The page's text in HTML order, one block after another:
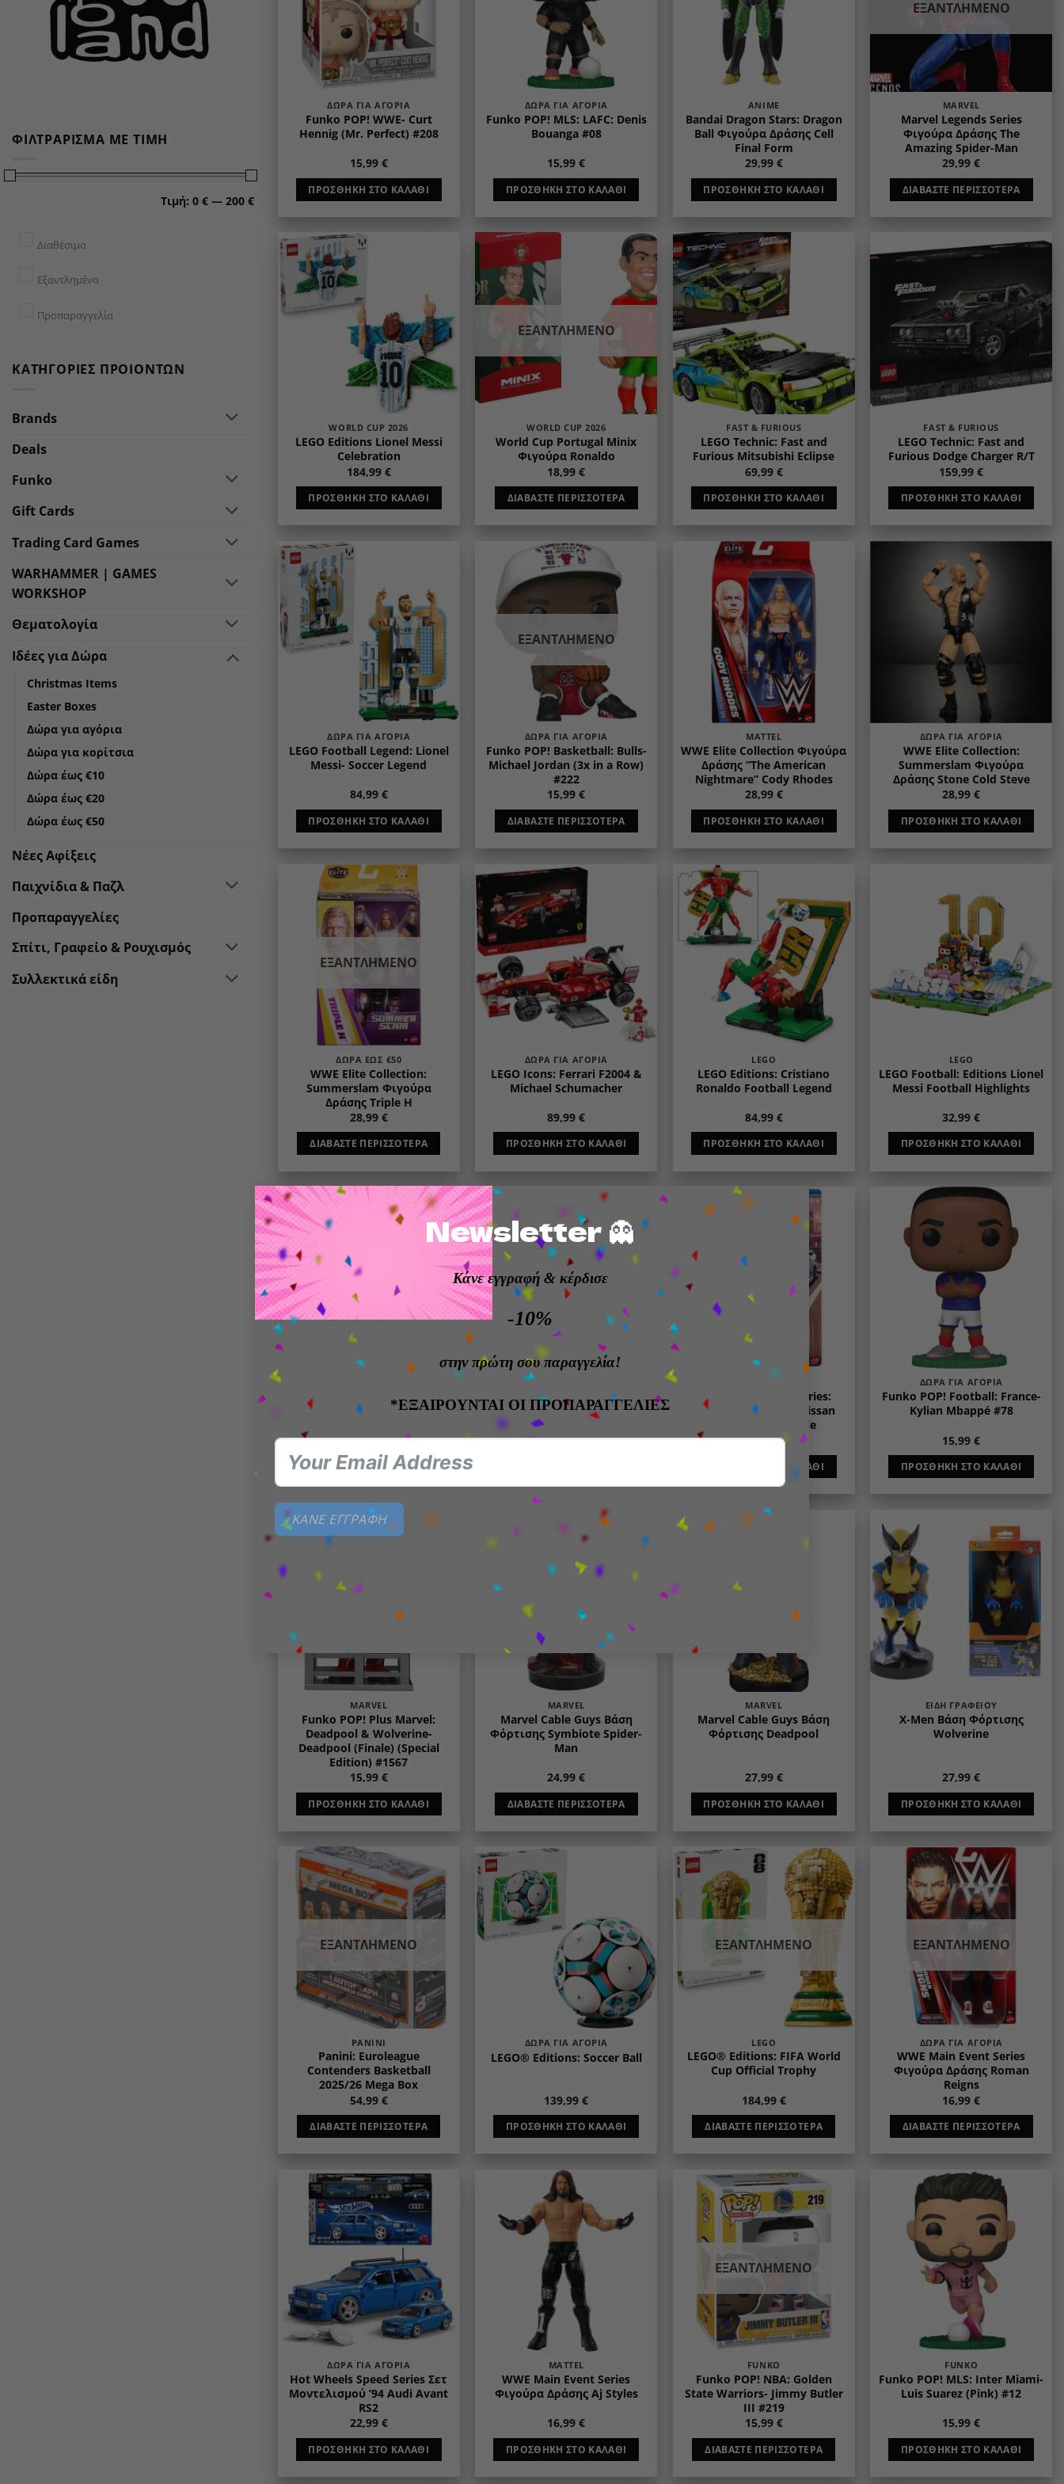
Newsletter 👻
Κάνε εγγραφή & κέρδισε
-10%
στην πρώτη σου παραγγελία!
*ΕΞΑΙΡΟΥΝΤΑΙ ΟΙ ΠΡΟΠΑΡΑΓΓΕΛΙΕΣ
ΚΑΝΕ ΕΓΓΡΑΦΗ
ΦΙΛΤΡΆΡΙΣΜΑ ΜΕ ΤΙΜΉ
Τιμή: 0 € — 200 €
Διαθέσιμο
Εξαντλημένο
Προπαραγγελία
ΚΑΤΗΓΟΡΊΕΣ ΠΡΟΙΌΝΤΩΝ
Brands
Deals
Funko
Gift Cards
Trading Card Games
WARHAMMER | GAMES
WORKSHOP
Θεματολογία
Ιδέες για Δώρα
Christmas Items
Easter Boxes
Δώρα για αγόρια
Δώρα για κορίτσια
Δώρα έως €10
Δώρα έως €20
Δώρα έως €50
Νέες Αφίξεις
Παιχνίδια & Παζλ
Προπαραγγελίες
Σπίτι, Γραφείο & Ρουχισμός
Συλλεκτικά είδη
ΔΏΡΑ ΓΙΑ ΑΓΌΡΙΑ
Funko POP! WWE- Curt
Hennig (Mr. Perfect) #208
15,99 €
ΠΡΟΣΘΉΚΗ ΣΤΟ ΚΑΛΆΘΙ
ΔΏΡΑ ΓΙΑ ΑΓΌΡΙΑ
Funko POP! MLS: LAFC: Denis
Bouanga #08
15,99€
ΠΡΟΣΘΉΚΗ ΣΤΟ ΚΑΛΆΘΙ
ANIME
Bandai Dragon Stars: Dragon
Ball Φιγούρα Δράσης Cell
Final Form
29,99 €
ΠΡΟΣΘΉΚΗ ΣΤΟ ΚΑΛΆΘΙ
ΕΞΑΝΤΛΗΜΈΝΟ
MARVEL
Marvel Legends Series
Φιγούρα Δράσης The
Amazing Spider-Man
29,99€
ΔΙΑΒΆΣΤΕ ΠΕΡΙΣΣΌΤΕΡΑ
WORLD CUP 2026
LEGO Editions Lionel Messi
Celebration
184,99 €
ΠΡΟΣΘΉΚΗ ΣΤΟ ΚΑΛΆΘΙ
Add to
wishlist
ΕΞΑΝΤΛΗΜΈΝΟ
WORLD CUP 2026
World Cup Portugal Minix
Φιγούρα Ronaldo
18,99€
ΔΙΑΒΆΣΤΕ ΠΕΡΙΣΣΌΤΕΡΑ
FAST & FURIOUS
LEGO Technic: Fast and
Furious Mitsubishi Eclipse
69,99 €
ΠΡΟΣΘΉΚΗ ΣΤΟ ΚΑΛΆΘΙ
wishlist
FAST & FURIOUS
LEGO Technic: Fast and
Furious Dodge Charger R/T
159,99€
ΠΡΟΣΘΉΚΗ ΣΤΟ ΚΑΛΆΘΙ
wishlist
ΔΏΡΑ ΓΙΑ ΑΓΌΡΙΑ
LEGO Football Legend: Lionel
Messi- Soccer Legend
84,99 €
ΠΡΟΣΘΉΚΗ ΣΤΟ ΚΑΛΆΘΙ
Add to
wishlist
ΕΞΑΝΤΛΗΜΈΝΟ
ΔΏΡΑ ΓΙΑ ΑΓΌΡΙΑ
Funko POP! Basketball: Bulls-
Michael Jordan (3x in a Row)
#222
15,99€
ΔΙΑΒΆΣΤΕ ΠΕΡΙΣΣΌΤΕΡΑ
Add to
wishlist
MATTEL
WWE Elite Collection Φιγούρα
Δράσης “The American
Nightmare” Cody Rhodes
28,99 €
ΠΡΟΣΘΉΚΗ ΣΤΟ ΚΑΛΆΘΙ
ΔΏΡΑ ΓΙΑ ΑΓΌΡΙΑ
WWE Elite Collection:
Summerslam Φιγούρα
Δράσης Stone Cold Steve
28,99€
ΠΡΟΣΘΉΚΗ ΣΤΟ ΚΑΛΆΘΙ
Add to
wishlist
ΕΞΑΝΤΛΗΜΈΝΟ
ΔΏΡΑ ΈΩΣ €50
WWE Elite Collection:
Summerslam Φιγούρα
Δράσης Triple H
28,99 €
ΔΙΑΒΆΣΤΕ ΠΕΡΙΣΣΌΤΕΡΑ
ΔΏΡΑ ΓΙΑ ΑΓΌΡΙΑ
LEGO Icons: Ferrari F2004 &
Michael Schumacher
89,99€
ΠΡΟΣΘΉΚΗ ΣΤΟ ΚΑΛΆΘΙ
Add to
wishlist
LEGO
LEGO Editions: Cristiano
Ronaldo Football Legend
84,99 €
ΠΡΟΣΘΉΚΗ ΣΤΟ ΚΑΛΆΘΙ
LEGO
LEGO Football: Editions Lionel
Messi Football Highlights
32,99€
ΠΡΟΣΘΉΚΗ ΣΤΟ ΚΑΛΆΘΙ
Add to
wishlist
ΕΞΑΝΤΛΗΜΈΝΟ
LEGO Editions: Cristiano
Ronaldo- CR7 Football
32,99€
ΔΙΑΒΆΣΤΕ ΠΕΡΙΣΣΌΤΕΡΑ
Add to
wishlist
LEGO Editions Football:
Vinícius Júnior Football
Highlights
32,99€
Add to
wishlist
Hot Wheels Silver Series:
Compact Kings- ’91 Nissan
Sentra Se-R Vehicle
2,99€
ΠΡΟΣΘΉΚΗ ΣΤΟ ΚΑΛΆΘΙ
Add to
wishlist
ΔΏΡΑ ΓΙΑ ΑΓΌΡΙΑ
Funko POP! Football: France-
Kylian Mbappé #78
15,99€
ΠΡΟΣΘΉΚΗ ΣΤΟ ΚΑΛΆΘΙ
MARVEL
Funko POP! Plus Marvel:
Deadpool & Wolverine-
Deadpool (Finale) (Special
Edition) #1567
15,99 €
ΠΡΟΣΘΉΚΗ ΣΤΟ ΚΑΛΆΘΙ
ΕΞΑΝΤΛΗΜΈΝΟ
MARVEL
Marvel Cable Guys Βάση
Φόρτισης Symbiote Spider-
Man
24,99€
ΔΙΑΒΆΣΤΕ ΠΕΡΙΣΣΌΤΕΡΑ
MARVEL
Marvel Cable Guys Βάση
Φόρτισης Deadpool
27,99 €
ΠΡΟΣΘΉΚΗ ΣΤΟ ΚΑΛΆΘΙ
Add to
wishlist
ΕΊΔΗ ΓΡΑΦΕΊΟΥ
X-Men Βάση Φόρτισης
Wolverine
27,99€
ΠΡΟΣΘΉΚΗ ΣΤΟ ΚΑΛΆΘΙ
Add to
wishlist
ΕΞΑΝΤΛΗΜΈΝΟ
PANINI
Panini: Euroleague
Contenders Basketball
2025/26 Mega Box
54,99 €
ΔΙΑΒΆΣΤΕ ΠΕΡΙΣΣΌΤΕΡΑ
ΔΏΡΑ ΓΙΑ ΑΓΌΡΙΑ
LEGO® Editions: Soccer Ball
139,99€
ΠΡΟΣΘΉΚΗ ΣΤΟ ΚΑΛΆΘΙ
Add to
wishlist
ΕΞΑΝΤΛΗΜΈΝΟ
LEGO
LEGO® Editions: FIFA World
Cup Official Trophy
184,99 €
ΔΙΑΒΆΣΤΕ ΠΕΡΙΣΣΌΤΕΡΑ
Add to
wishlist
ΕΞΑΝΤΛΗΜΈΝΟ
ΔΏΡΑ ΓΙΑ ΑΓΌΡΙΑ
WWE Main Event Series
Φιγούρα Δράσης Roman
Reigns
16,99€
ΔΙΑΒΆΣΤΕ ΠΕΡΙΣΣΌΤΕΡΑ
Add to
wishlist
ΔΏΡΑ ΓΙΑ ΑΓΌΡΙΑ
Hot Wheels Speed Series Σετ
Μοντελισμού ’94 Audi Avant
RS2
22,99 €
ΠΡΟΣΘΉΚΗ ΣΤΟ ΚΑΛΆΘΙ
Add to
wishlist
MATTEL
WWE Main Event Series
Φιγούρα Δράσης Aj Styles
16,99€
ΠΡΟΣΘΉΚΗ ΣΤΟ ΚΑΛΆΘΙ
Add to
wishlist
ΕΞΑΝΤΛΗΜΈΝΟ
FUNKO
Funko POP! NBA: Golden
State Warriors- Jimmy Butler
III #219
15,99 €
ΔΙΑΒΆΣΤΕ ΠΕΡΙΣΣΌΤΕΡΑ
wishlist
FUNKO
Funko POP! MLS: Inter Miami-
Luis Suarez (Pink) #12
15,99€
ΠΡΟΣΘΉΚΗ ΣΤΟ ΚΑΛΆΘΙ